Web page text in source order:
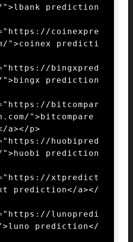
prediction
coinexpre
">coinex predicti
bingxpred
prediction
bitcompar
">bitcompare
a></p>
huobipred
prediction
xtpredict
prediction</a></
lunopredi
prediction</